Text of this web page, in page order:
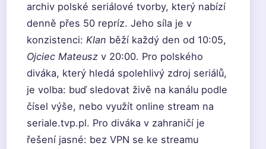
archiv polské seriálové tvorby, který nabízí
denně přes 50 repríz. Jeho síla je v
konzistenci: Klan běží každý den od 10:05,
Ojciec Mateusz v 20:00. Pro polského
diváka, který hledá spolehlivý zdroj seriálů,
je volba: buď sledovat živě na kanálu podle
čísel výše, nebo využít online stream na
seriale.tvp.pl. Pro diváka v zahraničí je
řešení jasné: bez VPN se ke streamu